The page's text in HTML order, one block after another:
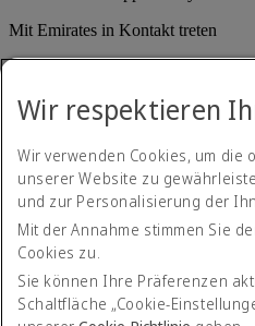
Mit Emirates in Kontakt treten
Erklärung zur Barrierefreiheit
Kontakt
Datenschutzerklärung
Geschäftsbedingungen
Wir respektieren
Wir verwenden Cookies, um die
unserer Website zu
und zur Personalisierung der
Mit der Annahme stimmen Sie
Cookies zu.
Sie können Ihre Präferenzen
Schaltfläche „Cookie-